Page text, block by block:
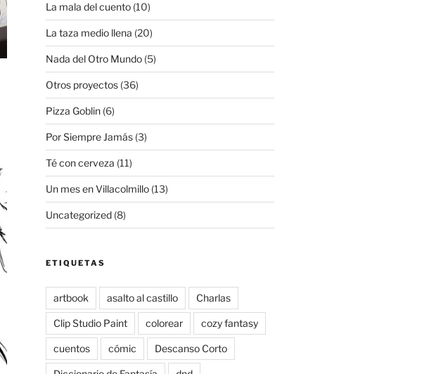
La mala del cuento(10)
La taza medio llena (20)
Nada del Otro Mundo(5)
Otros proyectos(36)
Pizza Goblin(6)
Por Siempre Jamás(3)
Té con cerveza (11)
Un mes en Villacolmillo(13)
Uncategorized(8)
ETIQUETAS
artbook asalto al castillo Charlas
Clip Studio Paint colorear cozy fantasy
cuentos cómic Descanso Corto